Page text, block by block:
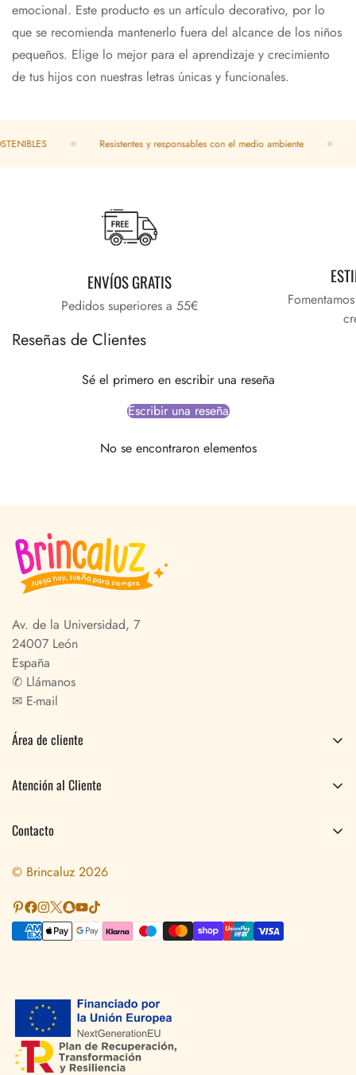
emocional. Este producto es un artículo decorativo, por lo
que se recomienda mantenerlo fuera del alcance de los niños
pequeños. Elige lo mejor para el aprendizaje y crecimiento
de tus hijos con nuestras letras únicas y funcionales.
Resistentes y responsables con el medio ambiente
ENVÍOS GRATIS
Pedidos superiores a 55€
Reseñas de Clientes
Sé el primero en escribir una reseña
Escribir una reseña
No se encontraron elementos
Av. de la Universidad, 7
24007 León
España
✆ Llámanos
✉ E-mail
Área de cliente
Perfil
Atención al Cliente
Envíos y Devoluciones
Aviso Legal
Política de privacidad
Contacto
Contacto
© Brincaluz 2026